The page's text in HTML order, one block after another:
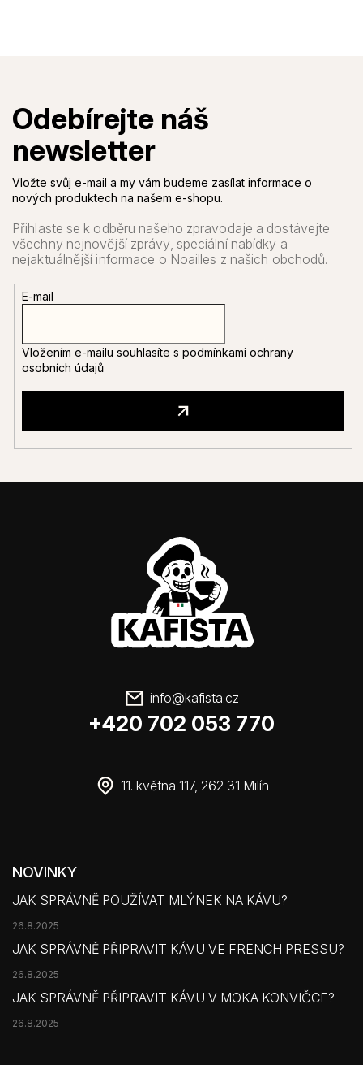
Vložte svůj e-mail a my vám budeme zasílat informace o
nových produktech na našem e-shopu.
E-mail
Vložením e-mailu souhlasíte s podmínkami ochrany
osobních údajů
info@kafista.cz
+420 702 053 770
11. května 117, 262 31 Milín
NOVINKY
JAK SPRÁVNĚ POUŽÍVAT MLÝNEK NA KÁVU?
26.8.2025
JAK SPRÁVNĚ PŘIPRAVIT KÁVU VE FRENCH PRESSU?
26.8.2025
JAK SPRÁVNĚ PŘIPRAVIT KÁVU V MOKA KONVIČCE?
26.8.2025